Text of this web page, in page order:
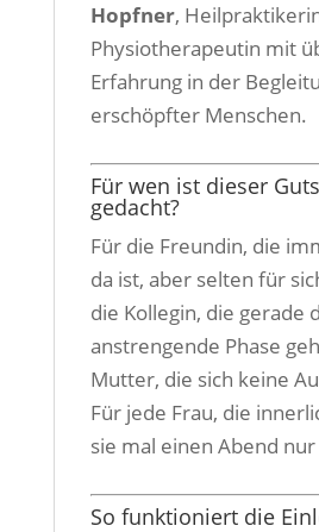
Hopfner,
Physiotherapeutin mit
Erfahrung in der
erschöpfter Menschen.
Für wen ist dieser
gedacht?
Für die Freundin, die
da ist, aber selten für
die Kollegin, die gerade
anstrengende Phase
Mutter, die sich keine
Für jede Frau, die
sie mal einen Abend
So funktioniert die